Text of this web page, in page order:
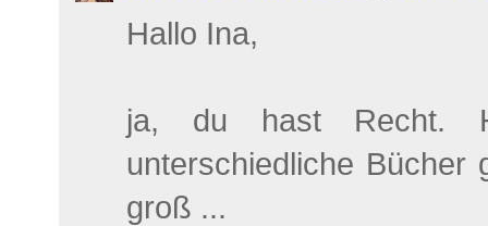
Hallo Ina,
ja, du hast Recht.
unterschiedliche Bücher
groß ...